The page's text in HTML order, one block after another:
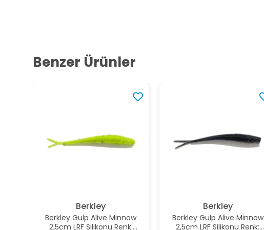
Benzer Ürünler
Berkley
Berkley Gulp Alive Minnow
2,5cm LRF Silikonu Renk:
Berkley
Berkley Gulp Alive Minnow
2,5cm LRF Silikonu Renk: